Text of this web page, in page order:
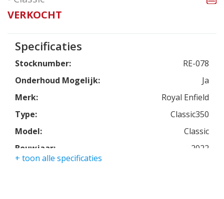
VERKOCHT
Specificaties
Stocknumber:
RE-078
Onderhoud Mogelijk:
Ja
Merk:
Royal Enfield
Type:
Classic350
Model:
Classic
Bouwjaar:
2022
+ toon alle specificaties